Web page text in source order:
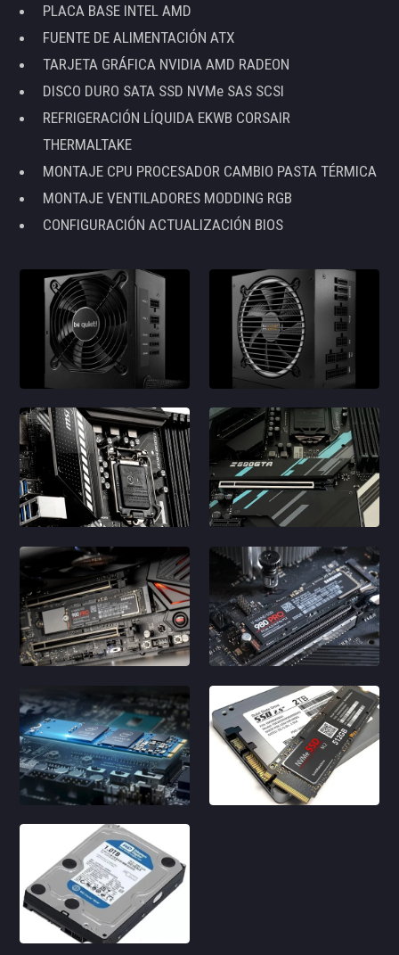
PLACA BASE INTEL AMD
FUENTE DE ALIMENTACIÓN ATX
TARJETA GRÁFICA NVIDIA AMD RADEON
DISCO DURO SATA SSD NVMe SAS SCSI
REFRIGERACIÓN LÍQUIDA EKWB CORSAIR
THERMALTAKE
MONTAJE CPU PROCESADOR CAMBIO PASTA TÉRMICA
MONTAJE VENTILADORES MODDING RGB
CONFIGURACIÓN ACTUALIZACIÓN BIOS